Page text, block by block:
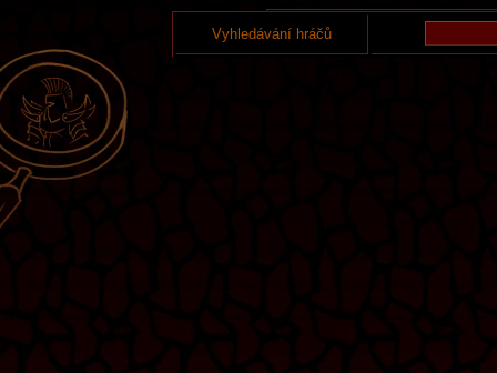
Vyhledávání hráčů